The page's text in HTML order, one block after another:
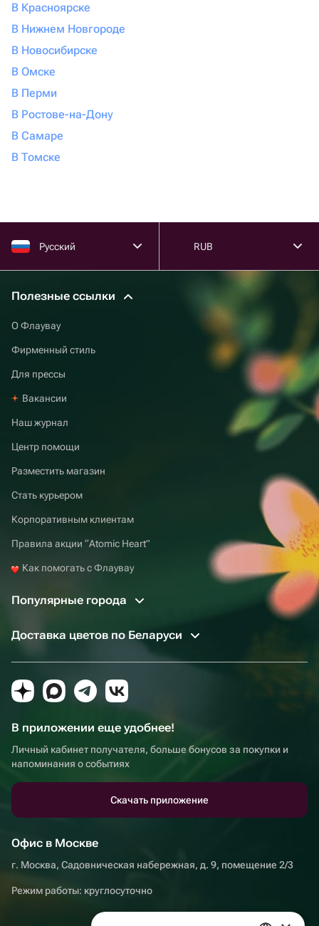
В Красноярске
В Нижнем Новгороде
В Новосибирске
В Омске
В Перми
В Ростове-на-Дону
В Самаре
В Томске
Русский RUB
Полезные ссылки
О Флаувау
Фирменный стиль
Для прессы
Вакансии
Наш журнал
Центр помощи
Разместить магазин
Стать курьером
Корпоративным клиентам
Правила акции “Atomic Heart”
Как помогать с Флаувау
Популярные города
Доставка цветов по Беларуси
В приложении еще удобнее!
Личный кабинет получателя, больше бонусов за покупки и
напоминания о событиях
Скачать приложение
Офис в Москве
г. Москва, Садовническая набережная, д. 9, помещение 2/3
Режим работы: круглосуточно